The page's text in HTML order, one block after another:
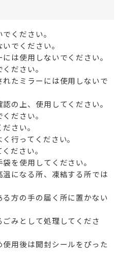
ください。
でください。
は使用しないでください。
ださい。
たミラーには使用しないで
の上、使用してください。
ださい。
さい。
行ってください。
ださい。
を使用してください。
になる所、凍結する所では
方の手の届く所に置かない
みとして処理してくださ
用後は開封シールをぴった